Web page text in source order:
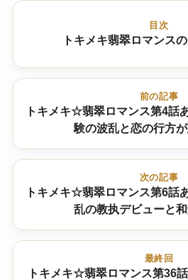
目次
トキメキ翡翠ロマンス
前の記事
トキメキ☆翡翠ロマンス第4話
験の波乱と恋の行方が
次の記事
トキメキ☆翡翠ロマンス第6話
乱の教执デビューと
最終回
トキメキ☆翡翠ロマンス第36